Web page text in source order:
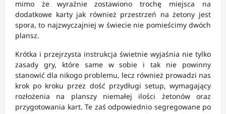
mimo że wyraźnie zostawiono trochę miejsca na
dodatkowe karty jak również przestrzeń na żetony jest
spora, to najzwyczajniej w świecie nie pomieścimy dwóch
plansz.
Krótka i przejrzysta instrukcja świetnie wyjaśnia nie tylko
zasady gry, które same w sobie i tak nie powinny
stanowić dla nikogo problemu, lecz również prowadzi nas
krok po kroku przez dość przydługi setup, wymagający
rozłożenia na planszy niemałej ilości żetonów oraz
przygotowania kart. Te zaś odpowiednio segregowane po